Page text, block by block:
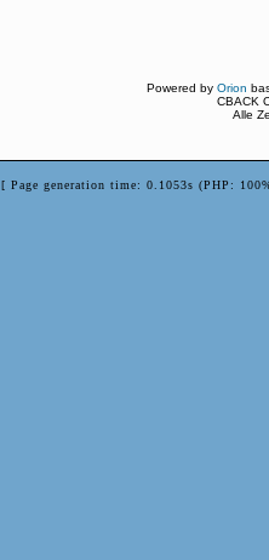
Powered byOrion
CBACK
Alle
[ Page generation time: 0.1053s (PHP: